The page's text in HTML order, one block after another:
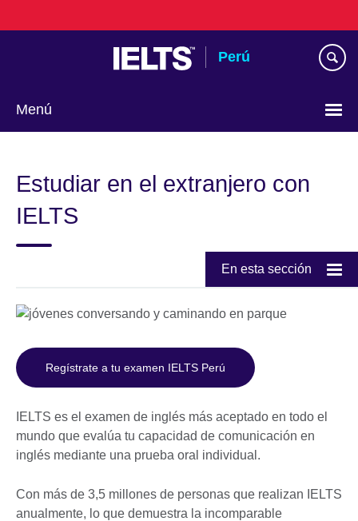
to
Perú
Menú
language
Estudiar en el extranjero con
IELTS
En esta sección
Regístrate a tu examen IELTS Perú
IELTS es el examen de inglés más aceptado en todo el
mundo que evalúa tu capacidad de comunicación en
inglés mediante una prueba oral individual.
Con más de 3,5 millones de personas que realizan IELTS
anualmente, lo que demuestra la incomparable